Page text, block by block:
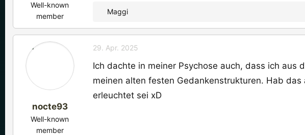
Well-known
member
e
k
o
n
Maggi
nocte93
Well-known
member
29. Apr. 2025
Ich dachte in meiner Psychose auch, dass ich
meinen alten festen Gedankenstrukturen. Hab
erleuchtet sei xD